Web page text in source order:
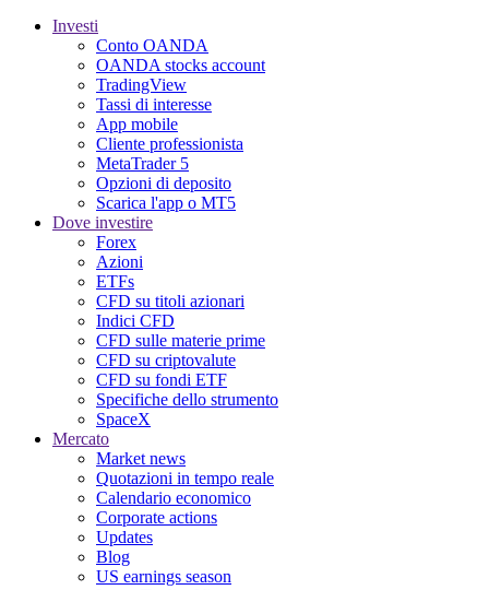
Investi
Conto OANDA
OANDA stocks account
TradingView
Tassi di interesse
App mobile
Cliente professionista
MetaTrader 5
Opzioni di deposito
Scarica l'app o MT5
Dove investire
Forex
Azioni
ETFs
CFD su titoli azionari
Indici CFD
CFD sulle materie prime
CFD su criptovalute
CFD su fondi ETF
Specifiche dello strumento
SpaceX
Mercato
Market news
Quotazioni in tempo reale
Calendario economico
Corporate actions
Updates
Blog
US earnings season